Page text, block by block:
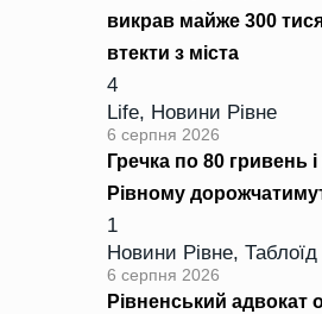
викрав майже 300
втекти з міста
4
Life, Новини Рівне
6 серпня 2026
Гречка по 80 гривень
Рівному
1
Новини Рівне, Таблоїд
6 серпня 2026
Рівненський адвокат